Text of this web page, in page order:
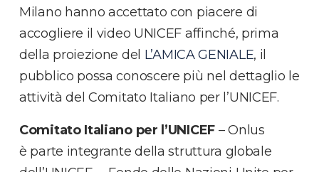
Milano hanno accettato con piacere di
accogliere il video UNICEF affinché, prima
della proiezione del L’AMICA GENIALE, il
pubblico possa conoscere più nel dettaglio le
attività del Comitato Italiano per l’UNICEF.
Comitato Italiano per l’UNICEF – Onlus
è parte integrante della struttura globale